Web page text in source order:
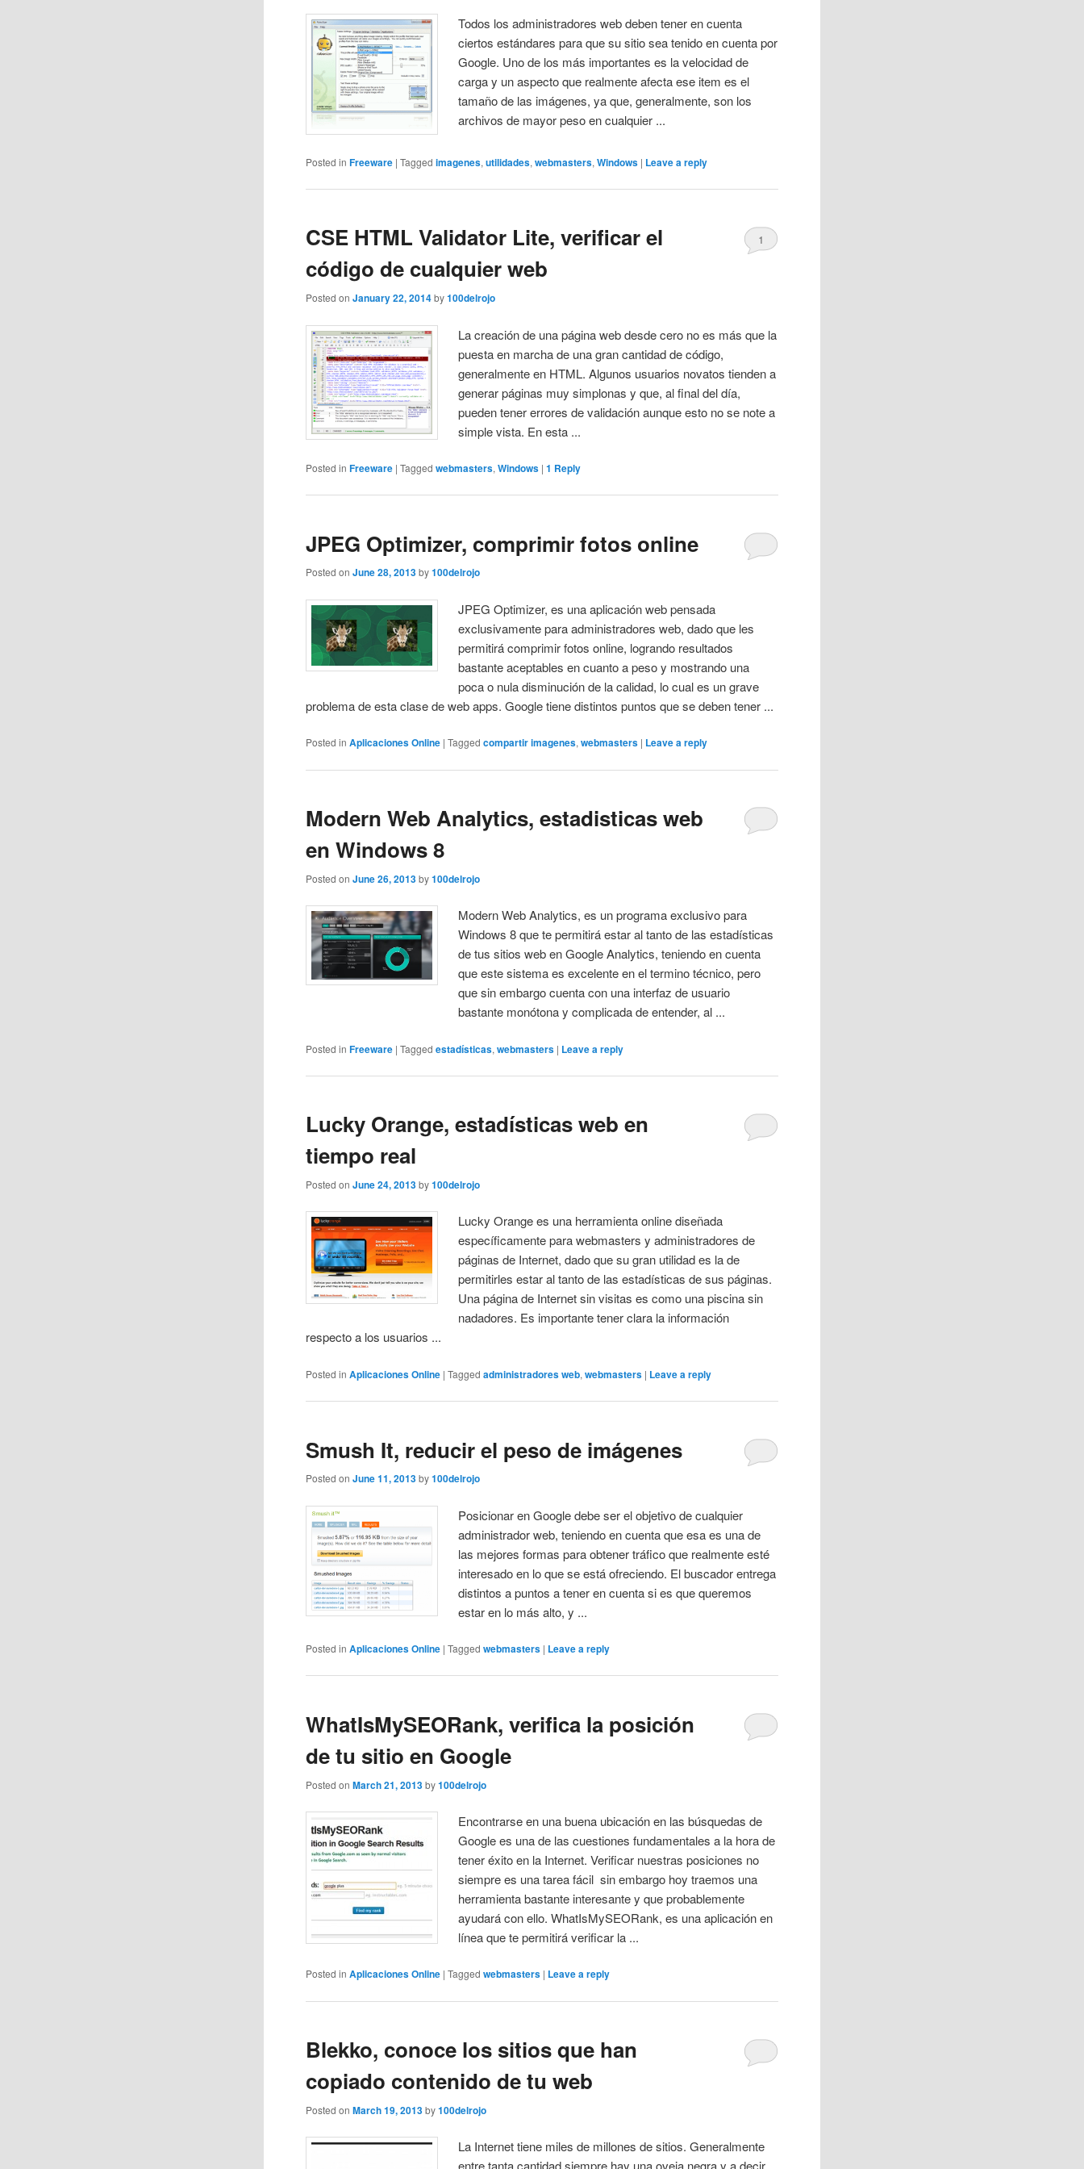
Todos los administradores web deben tener en cuenta
ciertos estándares para que su sitio sea tenido en cuenta por
Google. Uno de los más importantes es la velocidad de
carga y un aspecto que realmente afecta ese item es el
tamaño de las imágenes, ya que, generalmente, son los
archivos de mayor peso en cualquier ...
Posted in Freeware |Tagged imagenes,utilidades,webmasters,Windows | Leave a reply
CSE HTML Validator Lite, verificar el
código de cualquier web
Posted onJanuary 22, 2014 by100delrojo
1
La creación de una página web desde cero no es más que la
puesta en marcha de una gran cantidad de código,
generalmente en HTML. Algunos usuarios novatos tienden a
generar páginas muy simplonas y que, al final del día,
pueden tener errores de validación aunque esto no se note a
simple vista. En esta ...
Posted in Freeware |Tagged webmasters,Windows |1 Reply
JPEG Optimizer, comprimir fotos online
Posted onJune 28, 2013 by100delrojo
JPEG Optimizer, es una aplicación web pensada
exclusivamente para administradores web, dado que les
permitirá comprimir fotos online, logrando resultados
bastante aceptables en cuanto a peso y mostrando una
poca o nula disminución de la calidad, lo cual es un grave
problema de esta clase de web apps. Google tiene distintos puntos que se deben tener ...
Posted in Aplicaciones Online |Tagged compartir imagenes,webmasters | Leave a reply
Modern Web Analytics, estadisticas web
en Windows 8
Posted onJune 26, 2013 by100delrojo
Modern Web Analytics, es un programa exclusivo para
Windows 8 que te permitirá estar al tanto de las estadísticas
de tus sitios web en Google Analytics, teniendo en cuenta
que este sistema es excelente en el termino técnico, pero
que sin embargo cuenta con una interfaz de usuario
bastante monótona y complicada de entender, al ...
Posted in Freeware |Tagged estadísticas,webmasters | Leave a reply
Lucky Orange, estadísticas web en
tiempo real
Posted onJune 24, 2013 by100delrojo
Lucky Orange es una herramienta online diseñada
específicamente para webmasters y administradores de
páginas de Internet, dado que su gran utilidad es la de
permitirles estar al tanto de las estadísticas de sus páginas.
Una página de Internet sin visitas es como una piscina sin
nadadores. Es importante tener clara la información
respecto a los usuarios ...
Posted in Aplicaciones Online |Tagged administradores web,webmasters | Leave a reply
Smush It, reducir el peso de imágenes
Posted onJune 11, 2013 by100delrojo
Posicionar en Google debe ser el objetivo de cualquier
administrador web, teniendo en cuenta que esa es una de
las mejores formas para obtener tráfico que realmente esté
interesado en lo que se está ofreciendo. El buscador entrega
distintos a puntos a tener en cuenta si es que queremos
estar en lo más alto, y ...
Posted in Aplicaciones Online |Tagged webmasters | Leave a reply
WhatIsMySEORank, verifica la posición
de tu sitio en Google
Posted onMarch 21, 2013 by100delrojo
Encontrarse en una buena ubicación en las búsquedas de
Google es una de las cuestiones fundamentales a la hora de
tener éxito en la Internet. Verificar nuestras posiciones no
siempre es una tarea fácil sin embargo hoy traemos una
herramienta bastante interesante y que probablemente
ayudará con ello. WhatIsMySEORank, es una aplicación en
línea que te permitirá verificar la ...
Posted in Aplicaciones Online |Tagged webmasters | Leave a reply
Blekko, conoce los sitios que han
copiado contenido de tu web
Posted onMarch 19, 2013 by100delrojo
La Internet tiene miles de millones de sitios. Generalmente